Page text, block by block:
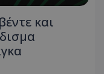
και